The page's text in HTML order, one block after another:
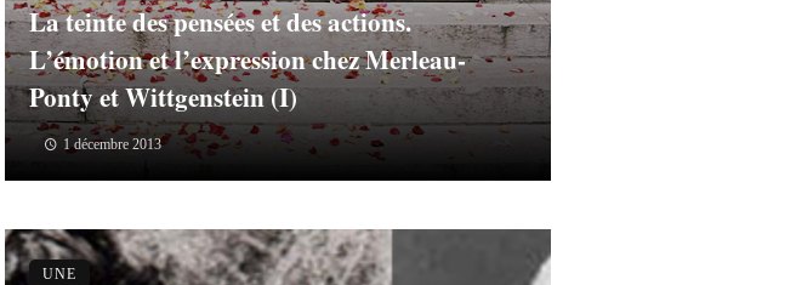
La teinte des pensées et des actions.
L’émotion et l’expression chez Merleau-
Ponty et Wittgenstein (I)
1 décembre 2013
UNE